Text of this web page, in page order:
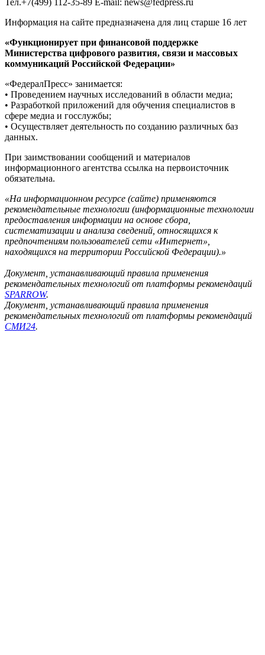
Информация на сайте предназначена для лиц старше 16 лет
«Функционирует при финансовой поддержке
Министерства цифрового развития, связи и массовых
коммуникаций Российской Федерации»
«ФедералПресс» занимается:
• Проведением научных исследований в области медиа;
• Разработкой приложений для обучения специалистов в
сфере медиа и госслужбы;
• Осуществляет деятельность по созданию различных баз
данных.
При заимствовании сообщений и материалов
информационного агентства ссылка на первоисточник
обязательна.
«На информационном ресурсе (сайте) применяются
рекомендательные технологии (информационные технологии
предоставления информации на основе сбора,
систематизации и анализа сведений, относящихся к
предпочтениям пользователей сети «Интернет»,
находящихся на территории Российской Федерации).»
Документ, устанавливающий правила применения
рекомендательных технологий от платформы рекомендаций
SPARROW.
Документ, устанавливающий правила применения
рекомендательных технологий от платформы рекомендаций
СМИ24.